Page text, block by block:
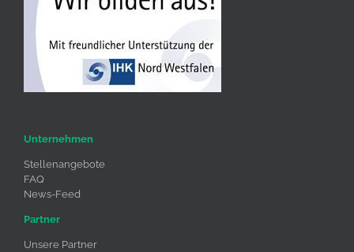
Unternehmen
Stellenangebote
FAQ
News-Feed
Partner
Unsere Partner